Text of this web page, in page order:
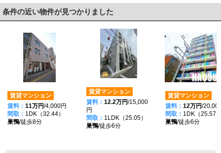
条件の近い物件が見つかりました
賃貸マンション
賃料： 11万円/4,000円
間取： 1DK（32.44）
巣鴨/徒歩8分
賃貸マンション
賃料： 12.2万円/15,000
円
間取： 1LDK（25.05）
巣鴨/徒歩6分
賃貸マンション
賃料： 12万円/
間取： 1DK（25.57
巣鴨/徒歩6分